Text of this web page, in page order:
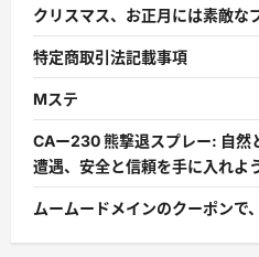
クリスマス、お正月には素敵な
特定商取引法記載事項
Mステ
CAー230 熊撃退スプレー: 自然
遭遇、安全と信頼を手に入れよう
ムームードメインのクーポンで